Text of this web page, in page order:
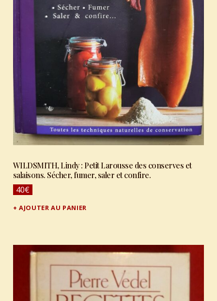
WILDSMITH, Lindy : Petit Larousse des conserves et
salaisons. Sécher, fumer, saler et confire.
40€
AJOUTER AU PANIER